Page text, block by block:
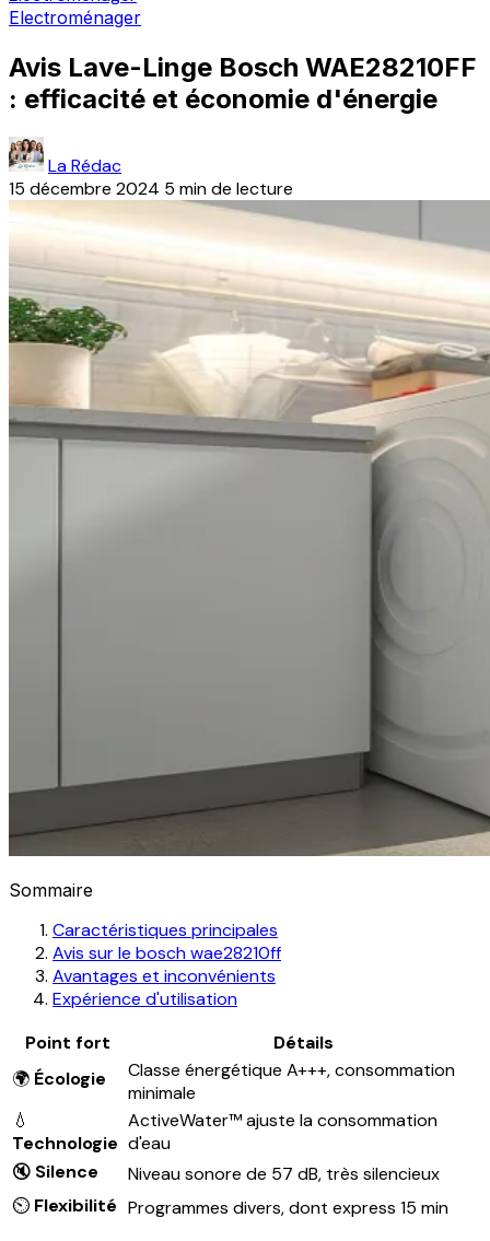
Electroménager
Avis Lave-Linge Bosch WAE28210FF
: efficacité et économie d'énergie
La Rédac
15 décembre 2024 5 min de lecture
Sommaire
Caractéristiques principales
Avis sur le bosch wae28210ff
Avantages et inconvénients
Expérience d'utilisation
Point fort
Détails
🌍 Écologie
Classe énergétique A+++, consommation
minimale
💧
Technologie
ActiveWater™ ajuste la consommation
d'eau
🔇 Silence
Niveau sonore de 57 dB, très silencieux
⏲️ Flexibilité Programmes divers, dont express 15 min